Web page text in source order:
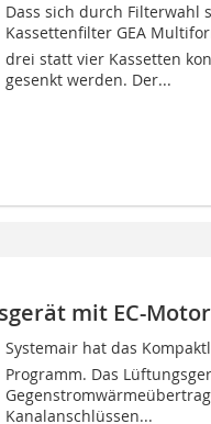
Dass sich durch Filterwahl
Kassettenfilter GEA
drei statt vier Kassetten
gesenkt werden. Der...
mit EC-
Systemair hat das
Programm. Das
Kanalanschlüssen...